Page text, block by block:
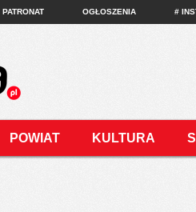
PATRONAT OGŁOSZENIA #
POWIAT KULTURA